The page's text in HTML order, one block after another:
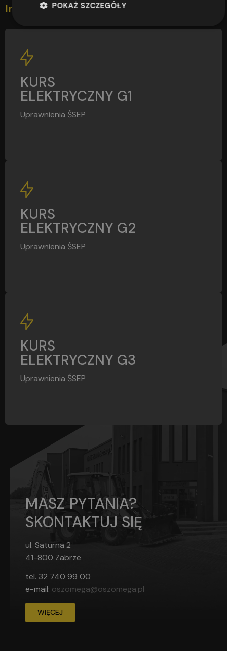
Inni zapisali się również
KURS
ELEKTRYCZNY G1
Uprawnienia ŚSEP
G1
KURS
ELEKTRYCZNY G2
Uprawnienia ŚSEP
G2
KURS
ELEKTRYCZNY G3
Uprawnienia ŚSEP
G3
MASZ PYTANIA?
SKONTAKTUJ SIĘ
ul. Saturna 2
41-800 Zabrze
tel. 32 740 99 00
e-mail: oszomega@oszomega.pl
WIĘCEJ
POKAŻ SZCZEGÓŁY